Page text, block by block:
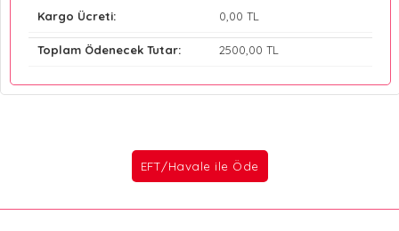
Kargo Ücreti: 0 ,00 TL
Toplam Ödenecek Tutar: 2500 ,00 TL